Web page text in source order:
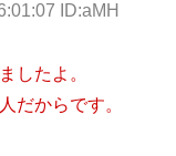
ID:aMH
したよ。
だからです。